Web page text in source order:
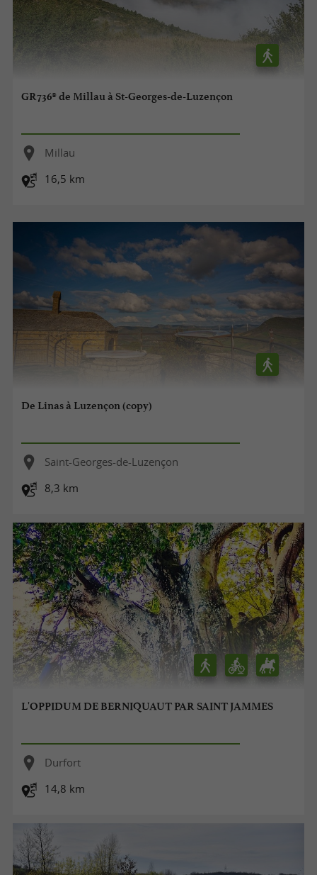
GR736® de Millau à St-Georges-de-Luzençon
Millau
16,5 km
De Linas à Luzençon (copy)
Saint-Georges-de-Luzençon
8,3 km
L'OPPIDUM DE BERNIQUAUT PAR SAINT JAMMES
Durfort
14,8 km